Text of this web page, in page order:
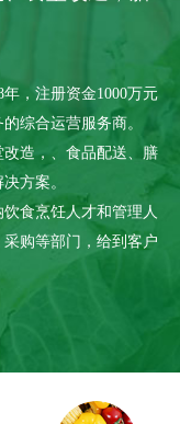
，注册资金1000万元
综合运营服务商。
造，、食品配送、膳
方案。
食烹饪人才和管理人
购等部门，给到客户